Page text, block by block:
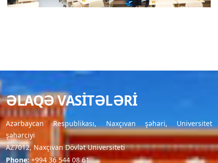
ƏLAQƏ VASITƏLƏRI
Azərbaycan Respublikası, Naxçıvan şəhəri, Universitet
şəhərciyi
AZ7012, Naxçıvan Dövlət Universiteti
Phone: +994 36 544 08 61